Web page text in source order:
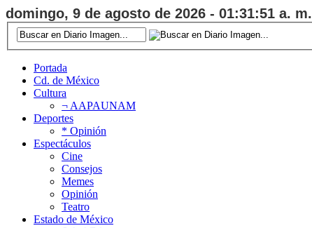
domingo, 9 de agosto de 2026 - 01:31:52 a. m.
Portada
Cd. de México
Cultura
¬ AAPAUNAM
Deportes
* Opinión
Espectáculos
Cine
Consejos
Memes
Opinión
Teatro
Estado de México